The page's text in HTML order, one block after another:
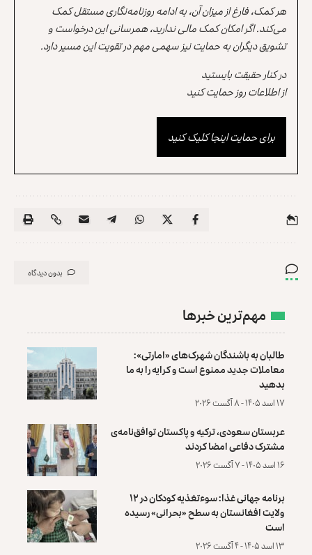
هر کمک، فارغ از میزان آن، به ادامه روزنامه‌نگاری مستقل کمک
می‌کند. اگر امکان کمک مالی ندارید، همرسانی این درخواست و
تشویق دیگران به حمایت نیز سهمی مهم در تقویت این مسیر دارد.
در کنار حقیقت بایستید
از اطلاعات روز حمایت کنید
برای حمایت اینجا کلیک کنید
بدون دیدگاه
مهم‌ترین خبرها
طالبان به باشندگان شهرک‌های «امارتی»:
معاملات جدید ممنوع است و کرایه را به ما
بدهید
۱۷ اسد ۱۴۰۵ - ۸ آگست ۲۰۲۶
عربستان سعودی، ترکیه و پاکستان توافق‌نامه‌ی
مشترک دفاعی امضا کردند
۱۶ اسد ۱۴۰۵ - ۷ آگست ۲۰۲۶
برنامه جهانی غذا: سوءتغذیه کودکان در ۱۲
ولایت افغانستان به سطح «بحرانی» رسیده
است
۱۳ اسد ۱۴۰۵ - ۴ آگست ۲۰۲۶